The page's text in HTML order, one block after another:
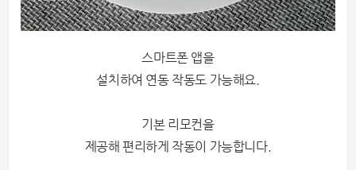
스마트폰 앱을
설치하여 연동 작동도 가능해요.
기본 리모컨을
제공해 편리하게 작동이 가능합니다.